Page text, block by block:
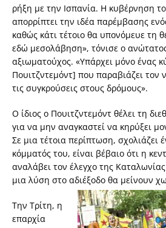
ρήξη με την Ισπανία. Η κυβέρνηση
απορρίπτει την ιδέα παρέμβασης
καθώς κάτι τέτοιο θα υπονόμευε τη
εδώ μεσολάβηση», τόνισε ο
αξιωματούχος. «Υπάρχει μόνο ένας
Πουιτζντεμόντ] που παραβιάζει τον
τις συγκρούσεις στους δρόμους».
Ο ίδιος ο Πουιτζντεμόντ θέλει τη
για να μην αναγκαστεί να κηρύξει
Σε μια τέτοια περίπτωση, σχολιάζει
κόμματός του, είναι βέβαιο ότι η
αναλάβει τον έλεγχο της
μια λύση στο αδιέξοδο θα μείνουν
Την Τρίτη, η
επαρχία